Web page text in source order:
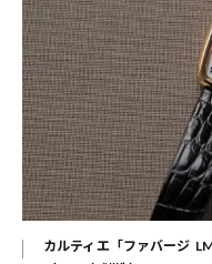
カルティエ「ファバージ